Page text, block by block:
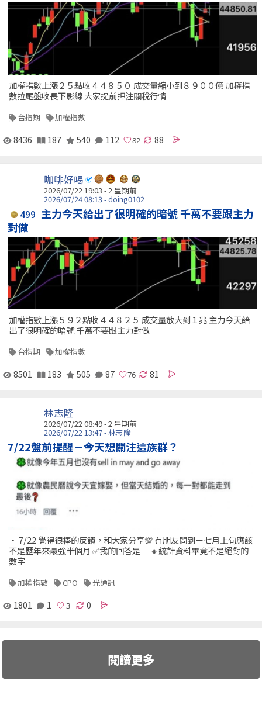
加權指數上漲２５點收４４８５０ 成交量縮小到８９００億 加權指
數拉尾盤收長下影線 大家提前押注關稅行情
台指期 加權指數
8436 187 540 112 88
咖啡好喝
2026/07/22 19:03 - 2 星期前
2026/07/24 08:13 - doing0102
499 主力今天給出了很明確的暗號 千萬不要跟主力
對做
加權指數上漲５９２點收４４８２５ 成交量放大到１兆 主力今天給
出了很明確的暗號 千萬不要跟主力對做
台指期 加權指數
8501 183 505 87 81
林志隆
2026/07/22 08:49 - 2 星期前
2026/07/22 13:47 - 林志隆
7/22盤前提醒－今天想關注這族群？
‧ 7/22 覺得很棒的反饋，和大家分享💯 有朋友問到－七月上旬應該
不是歷年來最強半個月 ✅我的回答是－ 🔸統計資料畢竟不是絕對的
數字
加權指數 CPO 光通訊
1801 1 0
閱讀更多